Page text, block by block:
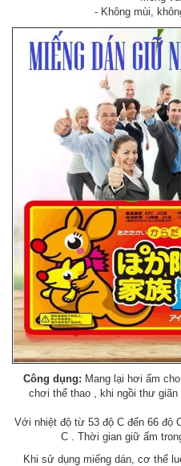
- Không mùi,
Công dụng: Mang lại hơi ấm
chơi thể thao , khi ngồi thư giãn
Với nhiệt độ từ 53 độ C đến 66 độ
C . Thời gian giữ ấm
Khi sử dụng miếng dán, cơ thể